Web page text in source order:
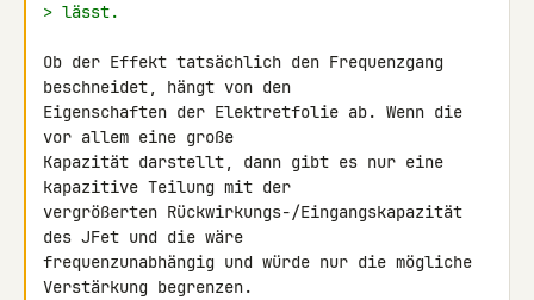
> lässt.
Ob der Effekt tatsächlich den Frequenzgang
beschneidet, hängt von den
Eigenschaften der Elektretfolie ab. Wenn die
vor allem eine große
Kapazität darstellt, dann gibt es nur eine
kapazitive Teilung mit der
vergrößerten Rückwirkungs-/Eingangskapazität
des JFet und die wäre
frequenzunabhängig und würde nur die mögliche
Verstärkung begrenzen.